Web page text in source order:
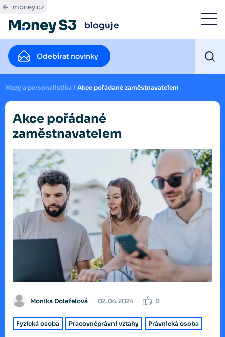
money.cz
bloguje
Odebírat novinky
Mzdy a personalistika / Akce pořádané zaměstnavatelem
Akce pořádané
zaměstnavatelem
Monika Doleželová 02. 04. 2024 0
Fyzická osoba Pracovněprávní vztahy Právnická osoba